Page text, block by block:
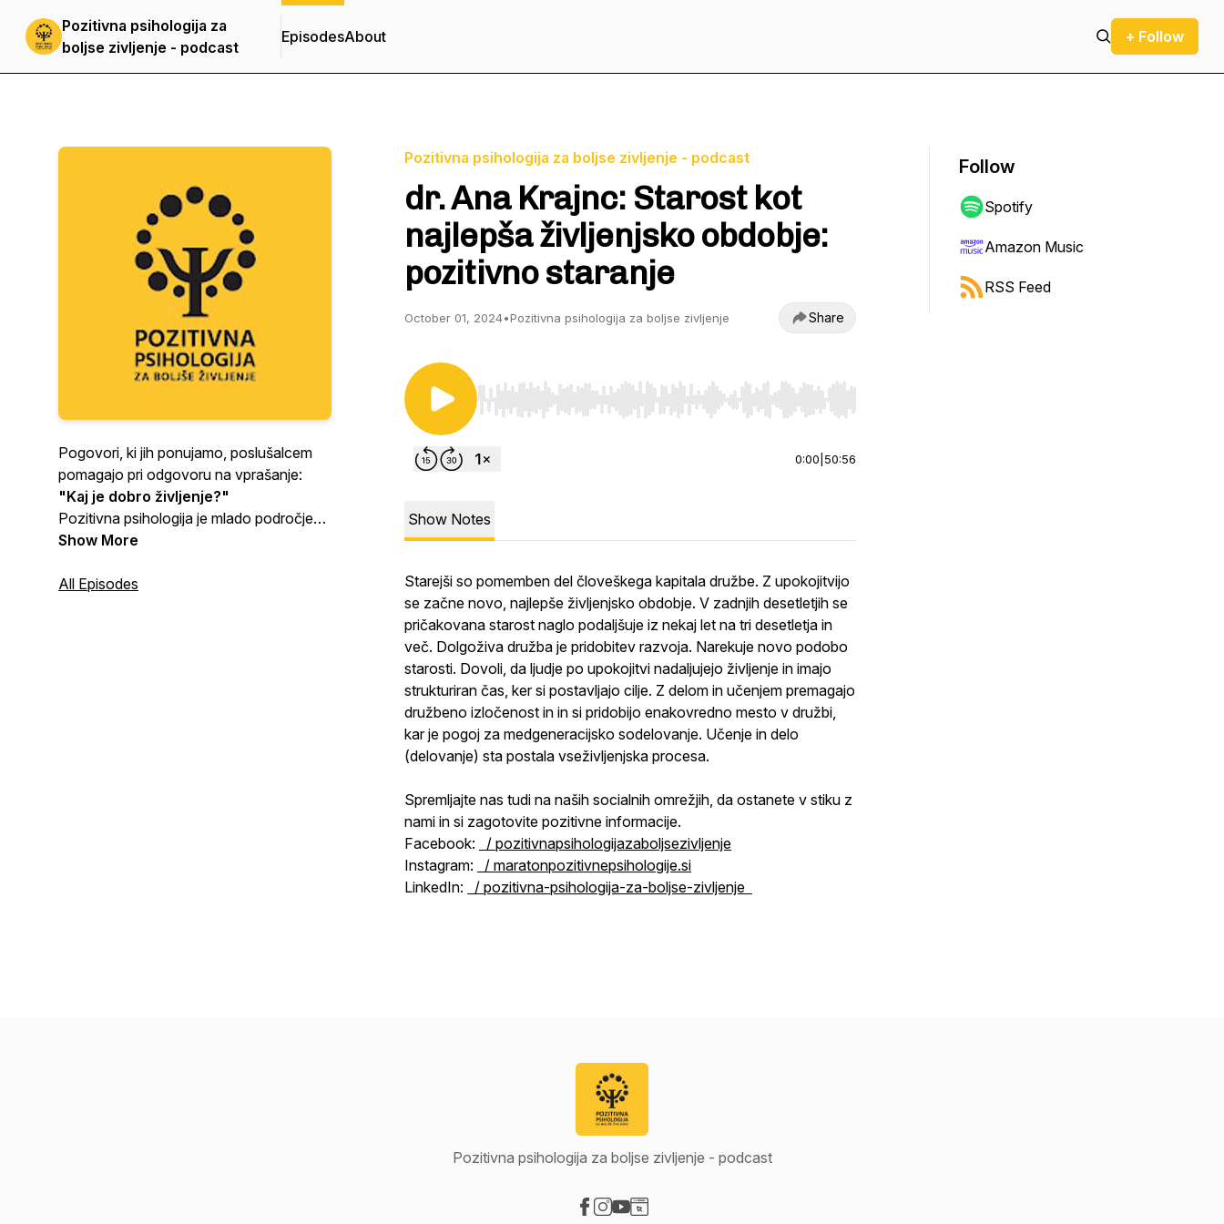
Pozitivna psihologija za
boljse zivljenje - podcast
EpisodesAbout + Follow
Pogovori, ki jih ponujamo, poslušalcem
pomagajo pri odgovoru na vprašanje:
"Kaj je dobro življenje?"
Pozitivna psihologija je mlado področje
psihologije, ki v središče postavlja
osebnosti.
Show More
All Episodes
Pozitivna psihologija za boljse zivljenje - podcast
dr. Ana Krajnc: Starost kot
najlepša življenjsko obdobje:
pozitivno staranje
October 01, 2024•Pozitivna psihologija za boljse zivljenje Share
Use Left/Right to seek, Home/End to jump to start or end. Hold shift to jump forward or backward.
0:00 50:56
Show Notes
Starejši so pomemben del človeškega kapitala družbe. Z upokojitvijo
se začne novo, najlepše življenjsko obdobje. V zadnjih desetletjih se
pričakovana starost naglo podaljšuje iz nekaj let na tri desetletja in
več. Dolgoživa družba je pridobitev razvoja. Narekuje novo podobo
starosti. Dovoli, da ljudje po upokojitvi nadaljujejo življenje in imajo
strukturiran čas, ker si postavljajo cilje. Z delom in učenjem premagajo
družbeno izločenost in in si pridobijo enakovredno mesto v družbi,
kar je pogoj za medgeneracijsko sodelovanje. Učenje in delo
(delovanje) sta postala vseživljenjska procesa.
Spremljajte nas tudi na naših socialnih omrežjih, da ostanete v stiku z
nami in si zagotovite pozitivne informacije.
Facebook:
/ pozitivnapsihologijazaboljsezivljenje
Instagram:
/ maratonpozitivnepsihologije.si
LinkedIn:
/ pozitivna-psihologija-za-boljse-zivljenje
Follow
Spotify
Amazon Music
RSS Feed
Pozitivna psihologija za boljse zivljenje - podcast